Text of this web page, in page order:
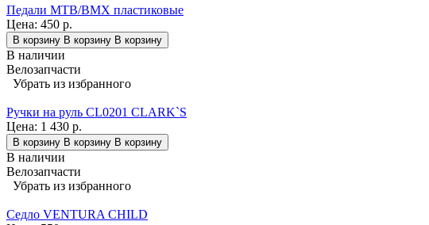
Педали MTB/BMX пластиковые
Цена: 450 р.
В корзину В корзину В корзину
В наличии
Велозапчасти
Убрать из избранного
Ручки на руль СL0201 СLARK`S
Цена: 1 430 р.
В корзину В корзину В корзину
В наличии
Велозапчасти
Убрать из избранного
Седло VENTURA CHILD